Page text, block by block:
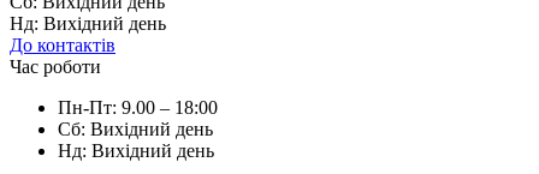
Нд: Вихідний день
До контактів
Час роботи
Пн-Пт: 9.00 – 18:00
Сб: Вихідний день
Нд: Вихідний день